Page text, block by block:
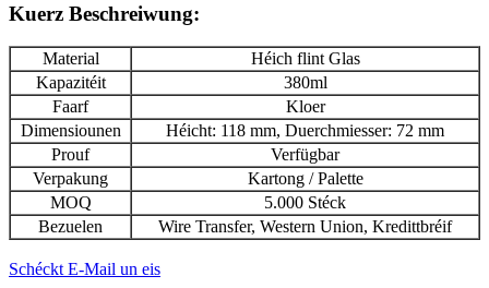
Kuerz Beschreiwung:
Material
Héich flint Glas
Kapazitéit
380ml
Faarf
Kloer
Dimensiounen
Héicht: 118 mm, Duerchmiesser: 72 mm
Prouf
Verfügbar
Verpakung
Kartong / Palette
MOQ
5.000 Stéck
Bezuelen
Wire Transfer, Western Union, Kredittbréif
Schéckt E-Mail un eis